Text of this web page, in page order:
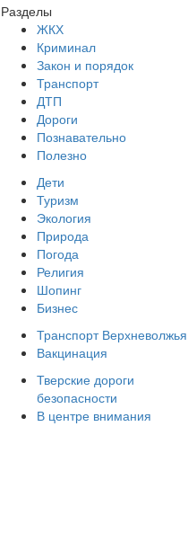
Разделы
ЖКХ
Криминал
Закон и порядок
Транспорт
ДТП
Дороги
Познавательно
Полезно
Дети
Туризм
Экология
Природа
Погода
Религия
Шопинг
Бизнес
Транспорт Верхневолжья
Вакцинация
Тверские дороги
безопасности
В центре внимания